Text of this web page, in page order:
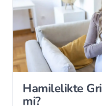
Hamilelikte
mi?